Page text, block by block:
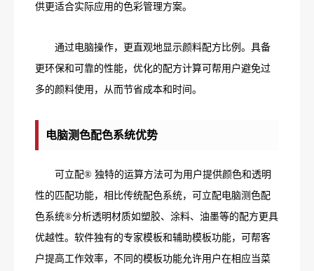
供更适合实际应用的色彩管理方案。
通过电脑操作，更直观地显示颜料配方比例。具备
更环保和可靠的性能，优化的配方计算可帮用户避免过
多的颜料使用，从而节省成本和时间。
电脑测色配色系统优势
可立配® 独特的运算方法可为用户提供颜色和透明
性的匹配功能，相比传统配色系统，可立配电脑测色配
色系统®分析透明材质如塑胶、涂料、油墨等的配方更具
优越性。软件独有的专家模板和辅助模板功能，可帮客
户提高工作效率，不同的模板功能允许用户在相应当菜